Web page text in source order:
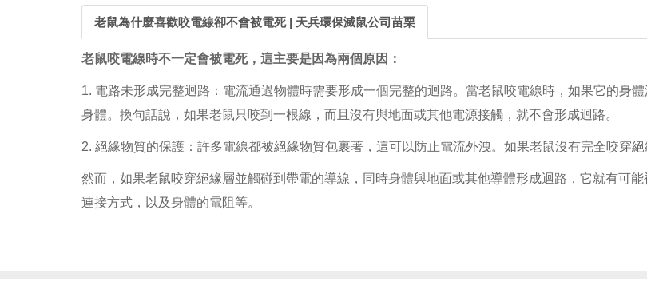
老鼠為什麼喜歡咬電線卻不會被電死 | 天兵環保滅鼠公司苗栗
老鼠咬電線時不一定會被電死，這主要是因為兩個原因：
1. 電路未形成完整迴路：電流通過物體時需要形成一個完整的迴路。當老鼠咬電線時，如果它的身
身體。換句話說，如果老鼠只咬到一根線，而且沒有與地面或其他電源接觸，就不會形成迴路。
2. 絕緣物質的保護：許多電線都被絕緣物質包裹著，這可以防止電流外洩。如果老鼠沒有完全咬穿
然而，如果老鼠咬穿絕緣層並觸碰到帶電的導線，同時身體與地面或其他導體形成迴路，它就有可
連接方式，以及身體的電阻等。